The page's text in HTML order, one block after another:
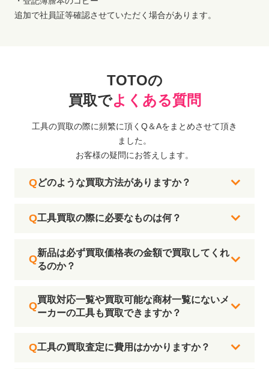
追加で社員証等確認させていただく場合があります。
TOTOの
買取でよくある質問
工具の買取の際に頻繁に頂くQ＆Aをまとめさせて頂き
ました。
お客様の疑問にお答えします。
どのような買取方法がありますか？
工具買取の際に必要なものは何？
新品は必ず買取価格表の金額で買取してくれ
るのか？
買取対応一覧や買取可能な商材一覧にないメ
ーカーの工具も買取できますか？
工具の買取査定に費用はかかりますか？